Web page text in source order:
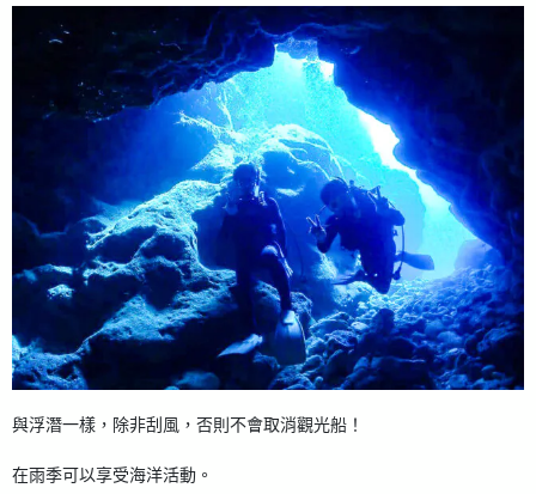
與浮潛一樣，除非刮風，否則不會取消觀光船！
在雨季可以享受海洋活動。